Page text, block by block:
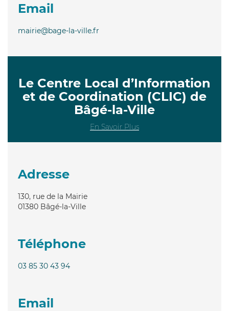
Email
mairie@bage-la-ville.fr
Le Centre Local d’Information
et de Coordination (CLIC) de
Bâgé-la-Ville
En Savoir Plus
Adresse
130, rue de la Mairie
01380 Bâgé-la-Ville
Téléphone
03 85 30 43 94
Email